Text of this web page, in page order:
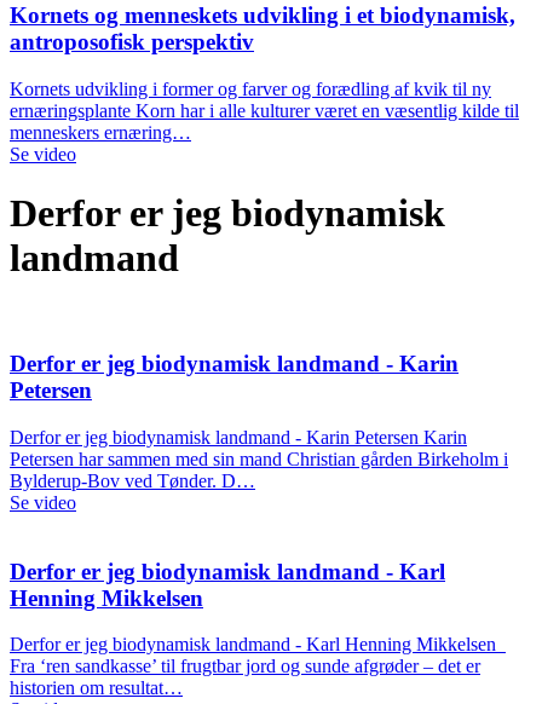
Kornets og menneskets udvikling i et biodynamisk,
antroposofisk perspektiv
Kornets udvikling i former og farver og forædling af kvik til ny
ernæringsplante Korn har i alle kulturer været en væsentlig kilde til
menneskers ernæring…
Se video
Derfor er jeg biodynamisk
landmand
Derfor er jeg biodynamisk landmand - Karin
Petersen
Derfor er jeg biodynamisk landmand - Karin Petersen Karin
Petersen har sammen med sin mand Christian gården Birkeholm i
Bylderup-Bov ved Tønder. D…
Se video
Derfor er jeg biodynamisk landmand - Karl
Henning Mikkelsen
Derfor er jeg biodynamisk landmand - Karl Henning Mikkelsen
Fra ‘ren sandkasse’ til frugtbar jord og sunde afgrøder – det er
historien om resultat…